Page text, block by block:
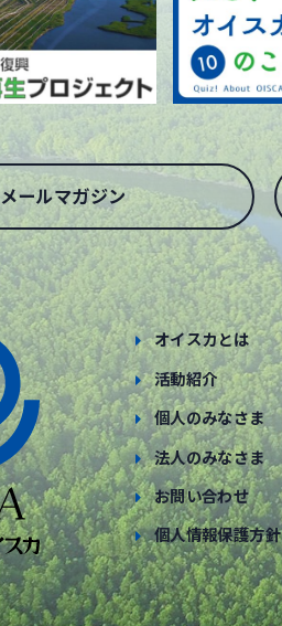
メールマガジン
オイスカとは
活動紹介
個人のみなさま
法人のみなさま
お問い合わせ
個人情報保護方針